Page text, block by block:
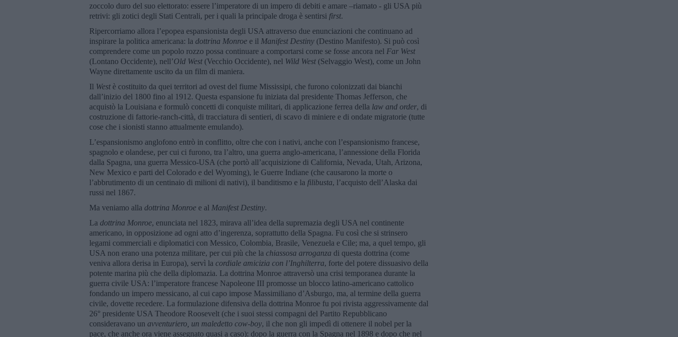
zoccolo duro del suo elettorato: essere l’imperatore di un impero di debiti e amare –riamato - gli USA più
retrivi: gli zotici degli Stati Centrali, per i quali la principale droga è sentirsi first.
Ripercorriamo allora l’epopea espansionista degli USA attraverso due enunciazioni che continuano ad
inspirare la politica americana: la dottrina Monroe e il Manifest Destiny (Destino Manifesto). Si può così
comprendere come un popolo rozzo possa continuare a comportarsi come se fosse ancora nel Far West
(Lontano Occidente), nell’Old West (Vecchio Occidente), nel Wild West(Selvaggio West), come un John
Wayne direttamente uscito da un film di maniera.
Il Westè costituito da quei territori ad ovest del fiume Mississipi, che furono colonizzati dai bianchi
dall’inizio del 1800 fino al 1912. Questa espansione fu iniziata dal presidente Thomas Jefferson, che
acquistò la Louisiana e formulò concetti di conquiste militari, di applicazione ferrea della law and order, di
costruzione di fattorie-ranch-città, di tracciatura di sentieri, di scavo di miniere e di ondate migratorie (tutte
cose che i sionisti stanno attualmente emulando).
L’espansionismo anglofono entrò in conflitto, oltre che con i nativi, anche con l’espansionismo francese,
spagnolo e olandese, per cui ci furono, tra l’altro, una guerra anglo-americana, l’annessione della Florida
dalla Spagna, una guerra Messico-USA (che portò all’acquisizione di California, Nevada, Utah, Arizona,
New Mexico e parti del Colorado e del Wyoming), le Guerre Indiane (che causarono la morte o
l’abbrutimento di un centinaio di milioni di nativi), il banditismo e la filibusta, l’acquisto dell’Alaska dai
russi nel 1867.
Ma veniamo alla dottrina Monroe e al Manifest Destiny.
La dottrina Monroe, enunciata nel 1823, mirava all’idea della supremazia degli USA nel continente
americano, in opposizione ad ogni atto d’ingerenza, soprattutto della Spagna. Fu così che si strinsero
legami commerciali e diplomatici con Messico, Colombia, Brasile, Venezuela e Cile; ma, a quel tempo, gli
USA non erano una potenza militare, per cui più che la chiassosa arroganza di questa dottrina (come
veniva allora derisa in Europa), servì la cordiale amicizia con l’Inghilterra, forte del potere dissuasivo della
potente marina più che della diplomazia. La dottrina Monroe attraversò una crisi temporanea durante la
guerra civile USA: l’imperatore francese Napoleone III promosse un blocco latino-americano cattolico
fondando un impero messicano, al cui capo impose Massimiliano d’Asburgo, ma, al termine della guerra
civile, dovette recedere. La formulazione difensiva della dottrina Monroe fu poi rivista aggressivamente dal
26° presidente USA Theodore Roosevelt (che i suoi stessi compagni del Partito Repubblicano
consideravano un avventuriero, un maledetto cow-boy, il che non gli impedì di ottenere il nobel per la
pace, che anche ora viene assegnato quasi a caso): dopo la guerra con la Spagna nel 1898 e dopo che nel